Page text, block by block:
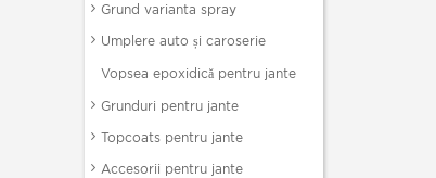
Grund varianta spray
Umplere auto și caroserie
Vopsea epoxidică pentru jante
Grunduri pentru jante
Topcoats pentru jante
Accesorii pentru jante